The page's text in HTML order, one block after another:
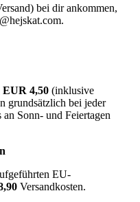
bei dir ankommen,
.
EUR 4,50 (inklusive
grundsätzlich bei jeder
Sonn- und Feiertagen
EU-
Versandkosten.